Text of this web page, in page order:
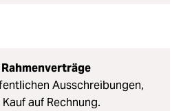
Ausschreibungen,
auf Rechnung.